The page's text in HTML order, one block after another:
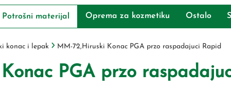
Potrošni materijal Oprema za kozmetiku Ostalo
konac i lepak MM-72,Hiruski Konac PGA przo raspadajuci Rapid
PGA przo